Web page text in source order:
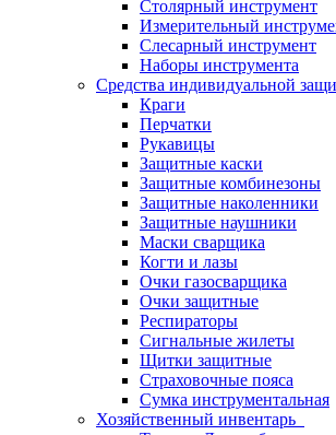
Столярный инструмент
Измерительный
Слесарный инструмент
Наборы инструмента
Средства индивидуальной
Краги
Перчатки
Рукавицы
Защитные каски
Защитные комбинезоны
Защитные наколенники
Защитные наушники
Маски сварщика
Когти и лазы
Очки газосварщика
Очки защитные
Респираторы
Сигнальные жилеты
Щитки защитные
Страховочные пояса
Сумка инструментальная
Хозяйственный инвентарь